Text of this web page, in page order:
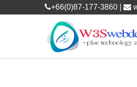
+66(0)87-177-3860 |